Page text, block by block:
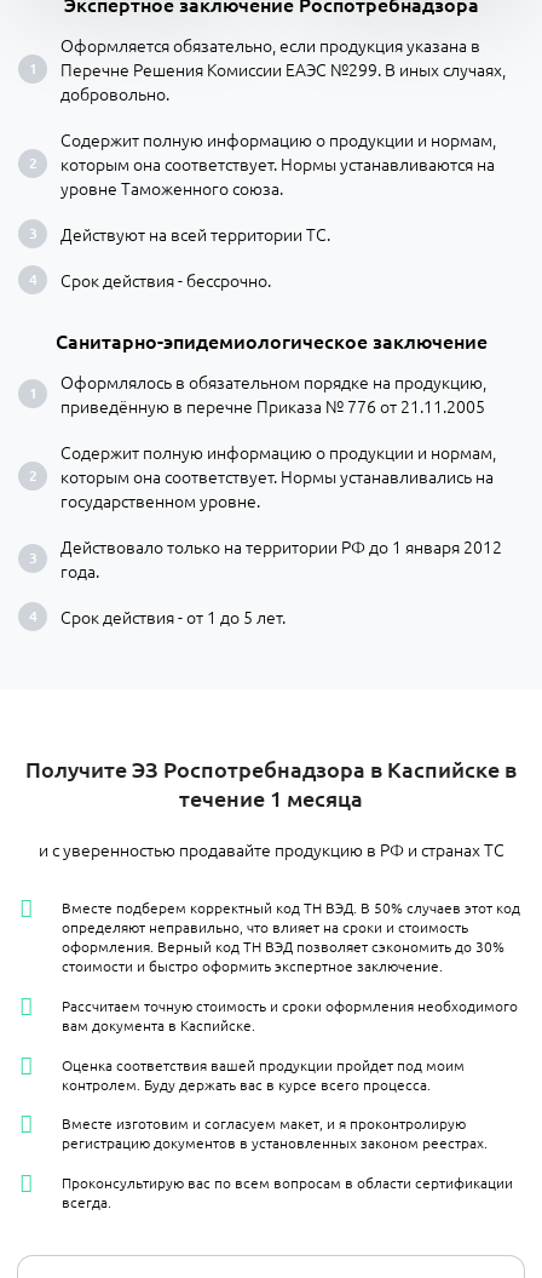
Оформляется обязательно, если продукция указана в
Перечне Решения Комиссии ЕАЭС №299. В иных случаях,
добровольно.
Содержит полную информацию о продукции и нормам,
которым она соответствует. Нормы устанавливаются на
уровне Таможенного союза.
Действуют на всей территории ТС.
Срок действия - бессрочно.
Санитарно-эпидемиологическое заключение
Оформлялось в обязательном порядке на продукцию,
приведённую в перечне Приказа № 776 от 21.11.2005
Содержит полную информацию о продукции и нормам,
которым она соответствует. Нормы устанавливались на
государственном уровне.
Действовало только на территории РФ до 1 января 2012
года.
Срок действия - от 1 до 5 лет.
Получите ЭЗ Роспотребнадзора в Каспийске в
течение 1 месяца
и с уверенностью продавайте продукцию в РФ и странах ТС
Вместе подберем корректный код ТН ВЭД. В 50% случаев этот код
определяют неправильно, что влияет на сроки и стоимость
оформления. Верный код ТН ВЭД позволяет сэкономить до 30%
стоимости и быстро оформить экспертное заключение.
Рассчитаем точную стоимость и сроки оформления необходимого
вам документа в Каспийске.
Оценка соответствия вашей продукции пройдет под моим
контролем. Буду держать вас в курсе всего процесса.
Вместе изготовим и согласуем макет, и я проконтролирую
регистрацию документов в установленных законом реестрах.
Проконсультирую вас по всем вопросам в области сертификации
всегда.